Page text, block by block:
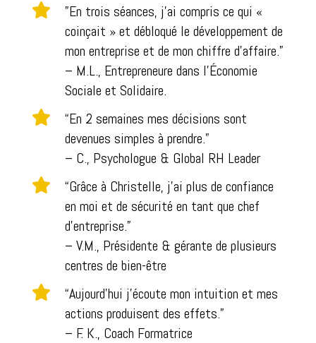

”En trois séances, j’ai compris ce qui «
coinçait » et débloqué le développement de
mon entreprise et de mon chiffre d’affaire.”
– M.L., Entrepreneure dans l’Économie
Sociale et Solidaire.

“En 2 semaines mes décisions sont
devenues simples à prendre.”
– C., Psychologue & Global RH Leader
 “Grâce à Christelle, j’ai plus de confiance
en moi et de sécurité en tant que chef
d’entreprise.”
– V.M., Présidente & gérante de plusieurs
centres de bien-être

“Aujourd’hui j’écoute mon intuition et mes
actions produisent des effets.”
– F. K., Coach Formatrice